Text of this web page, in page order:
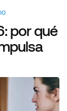
por qué